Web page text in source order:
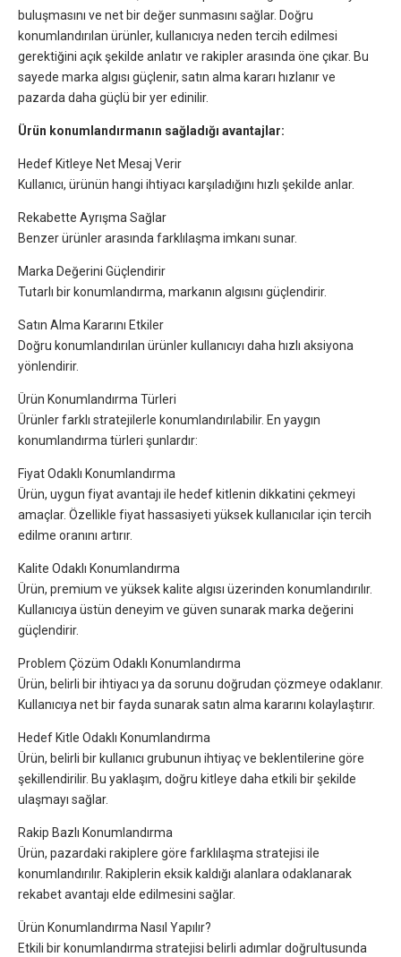
buluşmasını ve net bir değer sunmasını sağlar. Doğru
konumlandırılan ürünler, kullanıcıya neden tercih edilmesi
gerektiğini açık şekilde anlatır ve rakipler arasında öne çıkar. Bu
sayede marka algısı güçlenir, satın alma kararı hızlanır ve
pazarda daha güçlü bir yer edinilir.
Ürün konumlandırmanın sağladığı avantajlar:
Hedef Kitleye Net Mesaj Verir
Kullanıcı, ürünün hangi ihtiyacı karşıladığını hızlı şekilde anlar.
Rekabette Ayrışma Sağlar
Benzer ürünler arasında farklılaşma imkanı sunar.
Marka Değerini Güçlendirir
Tutarlı bir konumlandırma, markanın algısını güçlendirir.
Satın Alma Kararını Etkiler
Doğru konumlandırılan ürünler kullanıcıyı daha hızlı aksiyona
yönlendirir.
Ürün Konumlandırma Türleri
Ürünler farklı stratejilerle konumlandırılabilir. En yaygın
konumlandırma türleri şunlardır:
Fiyat Odaklı Konumlandırma
Ürün, uygun fiyat avantajı ile hedef kitlenin dikkatini çekmeyi
amaçlar. Özellikle fiyat hassasiyeti yüksek kullanıcılar için tercih
edilme oranını artırır.
Kalite Odaklı Konumlandırma
Ürün, premium ve yüksek kalite algısı üzerinden konumlandırılır.
Kullanıcıya üstün deneyim ve güven sunarak marka değerini
güçlendirir.
Problem Çözüm Odaklı Konumlandırma
Ürün, belirli bir ihtiyacı ya da sorunu doğrudan çözmeye odaklanır.
Kullanıcıya net bir fayda sunarak satın alma kararını kolaylaştırır.
Hedef Kitle Odaklı Konumlandırma
Ürün, belirli bir kullanıcı grubunun ihtiyaç ve beklentilerine göre
şekillendirilir. Bu yaklaşım, doğru kitleye daha etkili bir şekilde
ulaşmayı sağlar.
Rakip Bazlı Konumlandırma
Ürün, pazardaki rakiplere göre farklılaşma stratejisi ile
konumlandırılır. Rakiplerin eksik kaldığı alanlara odaklanarak
rekabet avantajı elde edilmesini sağlar.
Ürün Konumlandırma Nasıl Yapılır?
Etkili bir konumlandırma stratejisi belirli adımlar doğrultusunda